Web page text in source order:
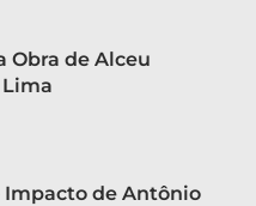
Obra de Alceu
Impacto de Antônio